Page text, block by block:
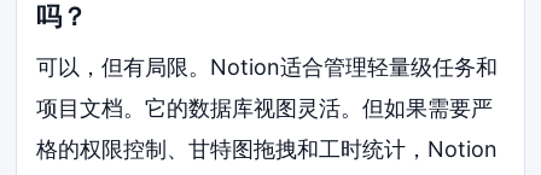
吗？
可以，但有局限。Notion适合管理轻量级任务和
项目文档。它的数据库视图灵活。但如果需要严
格的权限控制、甘特图拖拽和工时统计，Notion